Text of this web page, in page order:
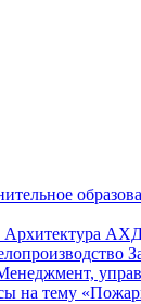
Архитектура
на тему